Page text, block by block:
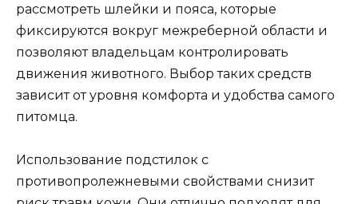
рассмотреть шлейки и пояса, которые
фиксируются вокруг межреберной области и
позволяют владельцам контролировать
движения животного. Выбор таких средств
зависит от уровня комфорта и удобства самого
питомца.
Использование подстилок с
противопролежневыми свойствами снизит